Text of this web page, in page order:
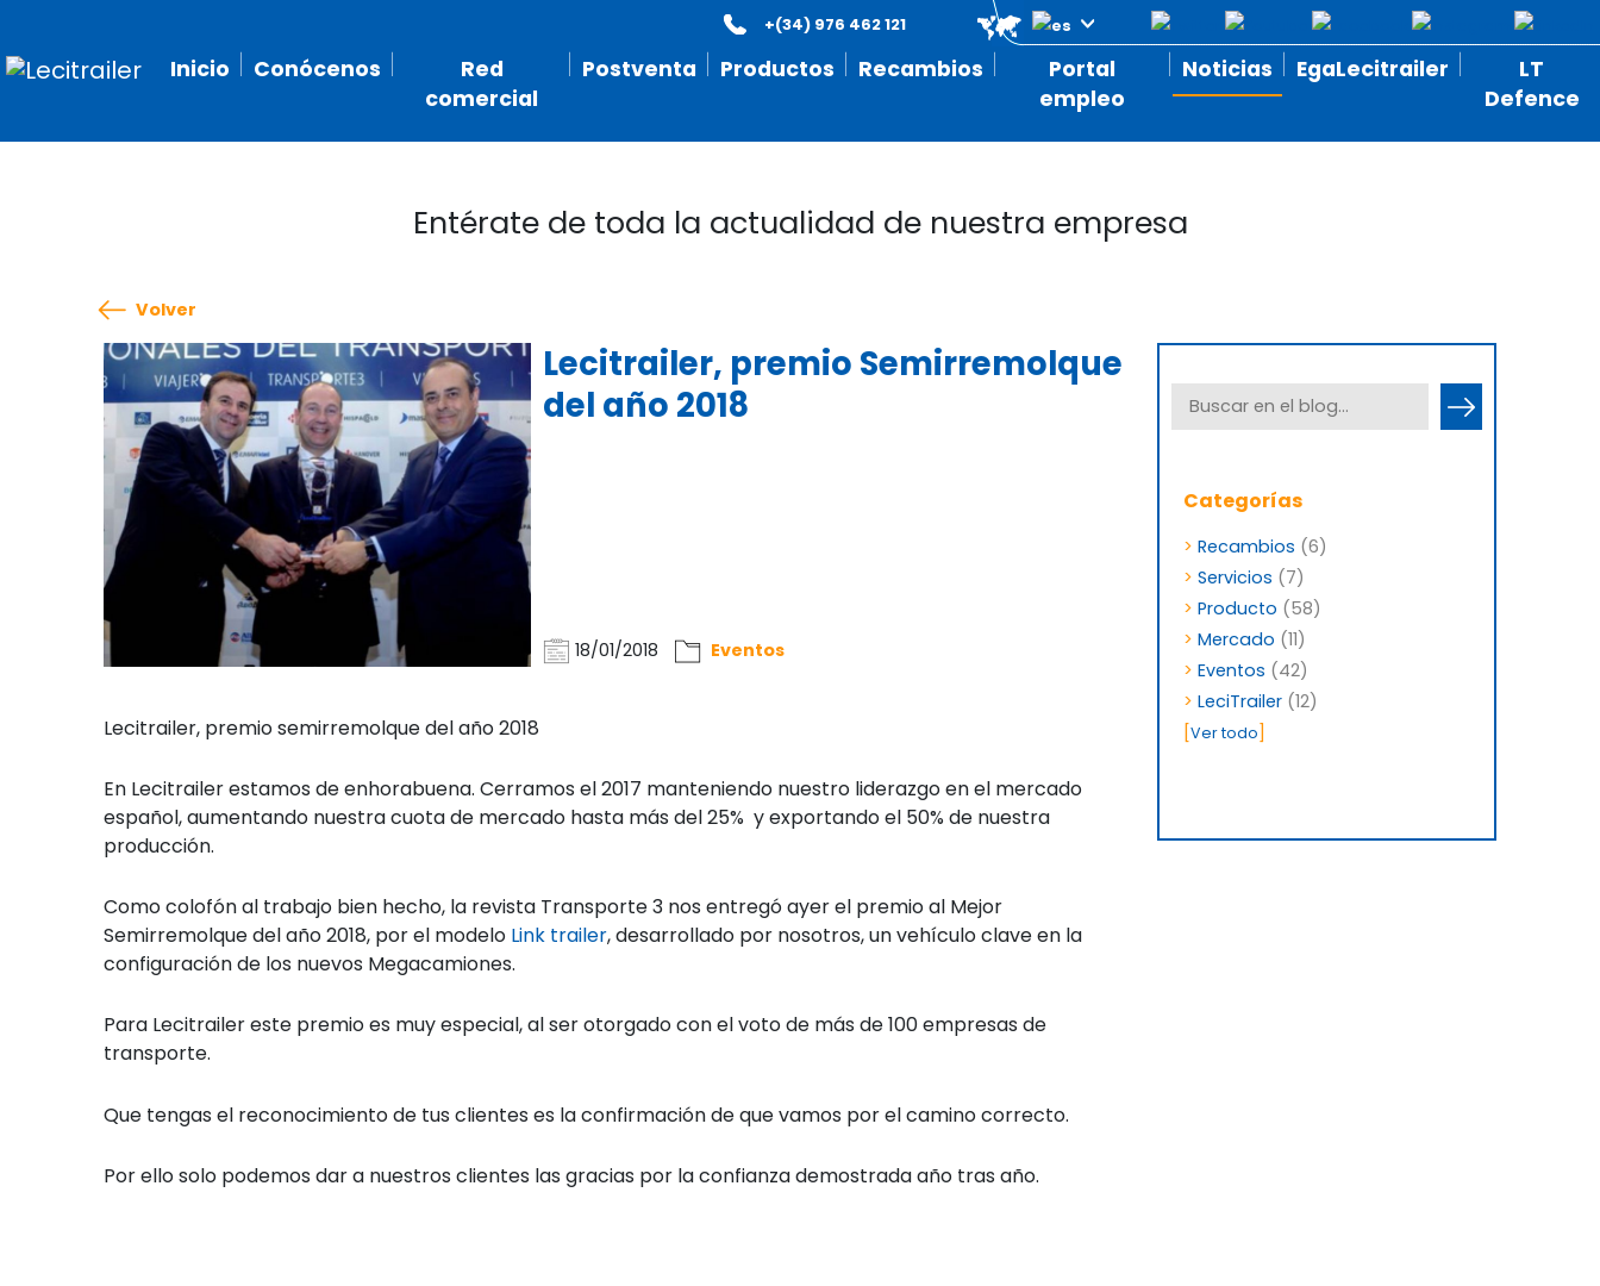
Inicio Conócenos
Red
comercial
Postventa Productos Recambios
Portal
empleo
Noticias EgaLecitrailer
LT
Defence
+(34) 976 462 121
Entérate de toda la actualidad de nuestra empresa
Volver
Lecitrailer, premio Semirremolque
del año 2018
18/01/2018 Eventos
Lecitrailer, premio semirremolque del año 2018
En Lecitrailer estamos de enhorabuena. Cerramos el 2017 manteniendo nuestro liderazgo en el mercado
español, aumentando nuestra cuota de mercado hasta más del 25% y exportando el 50% de nuestra
producción.
Como colofón al trabajo bien hecho, la revista Transporte 3 nos entregó ayer el premio al Mejor
Semirremolque del año 2018, por el modelo Link trailer, desarrollado por nosotros, un vehículo clave en la
configuración de los nuevos Megacamiones.
Para Lecitrailer este premio es muy especial, al ser otorgado con el voto de más de 100 empresas de
transporte.
Que tengas el reconocimiento de tus clientes es la confirmación de que vamos por el camino correcto.
Por ello solo podemos dar a nuestros clientes las gracias por la confianza demostrada año tras año.
Categorías
> Recambios (6)
> Servicios (7)
> Producto (58)
> Mercado (11)
> Eventos (42)
> LeciTrailer (12)
[Ver todo]